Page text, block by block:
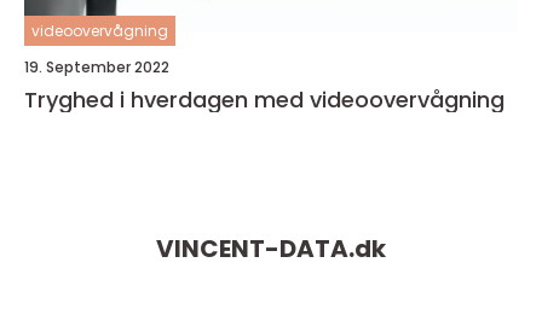
videoovervågning
19. September 2022
Tryghed i hverdagen med videoovervågning
VINCENT-DATA.dk